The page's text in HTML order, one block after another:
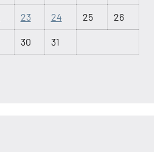
23 24 25 26
30 31